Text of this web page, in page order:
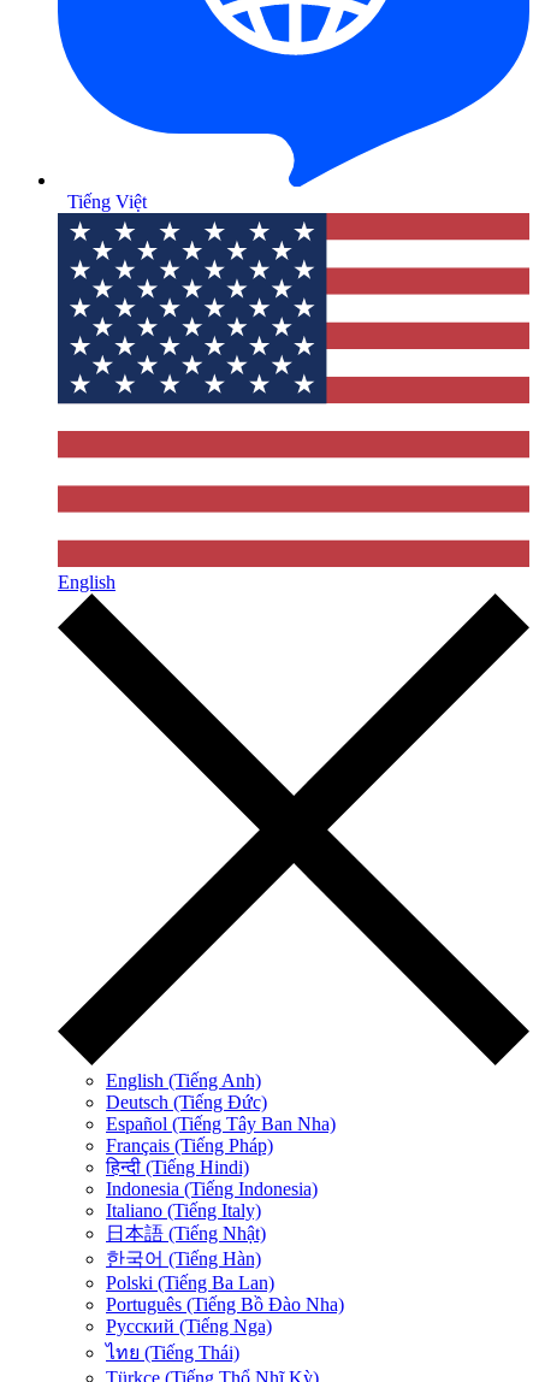
Tiếng Việt
English
English (Tiếng Anh)
Deutsch (Tiếng Đức)
Español (Tiếng Tây Ban Nha)
Français (Tiếng Pháp)
हिन्दी (Tiếng Hindi)
Indonesia (Tiếng Indonesia)
Italiano (Tiếng Italy)
日本語 (Tiếng Nhật)
한국어 (Tiếng Hàn)
Polski (Tiếng Ba Lan)
Português (Tiếng Bồ Đào Nha)
Русский (Tiếng Nga)
ไทย (Tiếng Thái)
Türkçe (Tiếng Thổ Nhĩ Kỳ)